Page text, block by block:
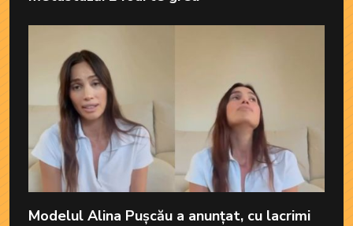
Modelul Alina Pușcău a anunțat, cu lacrimi